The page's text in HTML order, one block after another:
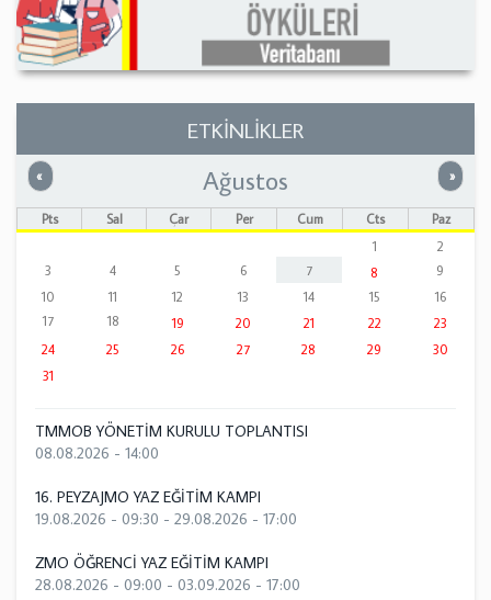
ETKİNLİKLER
« Önceki »
Ağustos
Pts Sal Çar Per Cum Cts
Paz
1
2
3
4 5 6 7 8
9
10
11 12 13 14 15
16
17
18 19 20 21 22
23
24
25 26 27 28 29
30
31
TMMOB YÖNETİM KURULU TOPLANTISI
08.08.2026 - 14:00
16. PEYZAJMO YAZ EĞİTİM KAMPI
19.08.2026 - 09:30 - 29.08.2026 - 17:00
ZMO ÖĞRENCİ YAZ EĞİTİM KAMPI
28.08.2026 - 09:00 - 03.09.2026 - 17:00